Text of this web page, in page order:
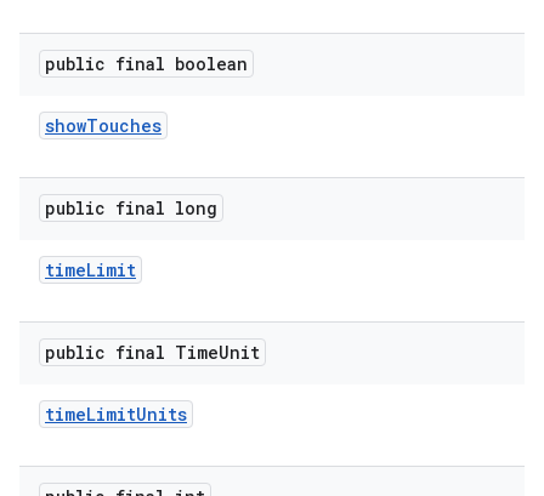
public final boolean
showTouches
public final long
timeLimit
public final TimeUnit
timeLimitUnits